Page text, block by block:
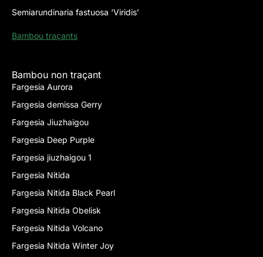
Semiarundinaria fastuosa ‘Viridis’
Bambou traçants
Bambou non traçant
Fargesia Aurora
Fargesia demissa Gerry
Fargesia Jiuzhaigou
Fargesia Deep Purple
Fargesia jiuzhaigou 1
Fargesia Nitida
Fargesia Nitida Black Pearl
Fargesia Nitida Obelisk
Fargesia Nitida Volcano
Fargesia Nitida Winter Joy